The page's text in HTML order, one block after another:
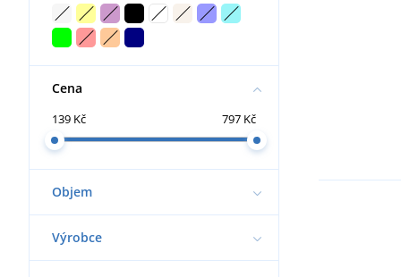
Cena
139 Kč 797 Kč
Objem
Výrobce